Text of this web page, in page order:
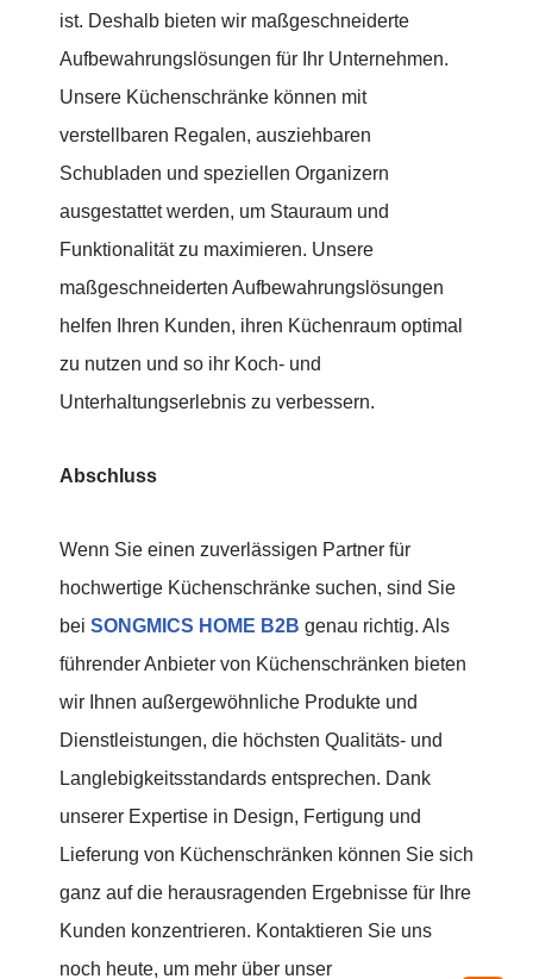
ist. Deshalb bieten wir maßgeschneiderte
Aufbewahrungslösungen für Ihr Unternehmen.
Unsere Küchenschränke können mit
verstellbaren Regalen, ausziehbaren
Schubladen und speziellen Organizern
ausgestattet werden, um Stauraum und
Funktionalität zu maximieren. Unsere
maßgeschneiderten Aufbewahrungslösungen
helfen Ihren Kunden, ihren Küchenraum optimal
zu nutzen und so ihr Koch- und
Unterhaltungserlebnis zu verbessern.
Abschluss
Wenn Sie einen zuverlässigen Partner für
hochwertige Küchenschränke suchen, sind Sie
bei SONGMICS HOME B2B genau richtig. Als
führender Anbieter von Küchenschränken bieten
wir Ihnen außergewöhnliche Produkte und
Dienstleistungen, die höchsten Qualitäts- und
Langlebigkeitsstandards entsprechen. Dank
unserer Expertise in Design, Fertigung und
Lieferung von Küchenschränken können Sie sich
ganz auf die herausragenden Ergebnisse für Ihre
Kunden konzentrieren. Kontaktieren Sie uns
noch heute, um mehr über unser